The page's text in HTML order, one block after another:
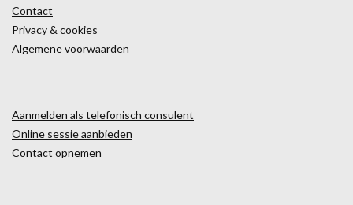
Contact
Privacy & cookies
Algemene voorwaarden
Aanmelden als telefonisch consulent
Online sessie aanbieden
Contact opnemen